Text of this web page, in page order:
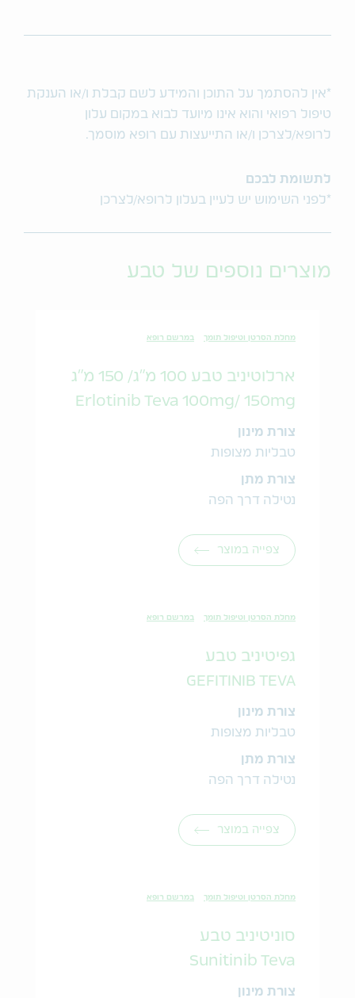
*אין להסתמך על התוכן והמידע לשם קבלת ו/או הענקת
טיפול רפואי והוא אינו מיועד לבוא במקום עלון
לרופא/לצרכן ו/או התייעצות עם רופא מוסמך.
לתשומת לבכם
*לפני השימוש יש לעיין בעלון לרופא/לצרכן
מוצרים נוספים של טבע
מחלת הסרטן וטיפול תומך במרשם רופא
ארלוטיניב טבע 100 מ"ג/ 150 מ"ג
Erlotinib Teva 100mg/ 150mg
צורת מינון
טבליות מצופות
צורת מתן
נטילה דרך הפה
צפייה במוצר
מחלת הסרטן וטיפול תומך במרשם רופא
גפיטיניב טבע
GEFITINIB TEVA
צורת מינון
טבליות מצופות
צורת מתן
נטילה דרך הפה
צפייה במוצר
מחלת הסרטן וטיפול תומך במרשם רופא
סוניטיניב טבע
Sunitinib Teva
צורת מינון